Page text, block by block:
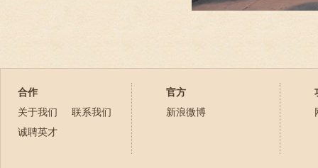
合作
关于我们
联系我们
诚聘英才
官方
新浪微博